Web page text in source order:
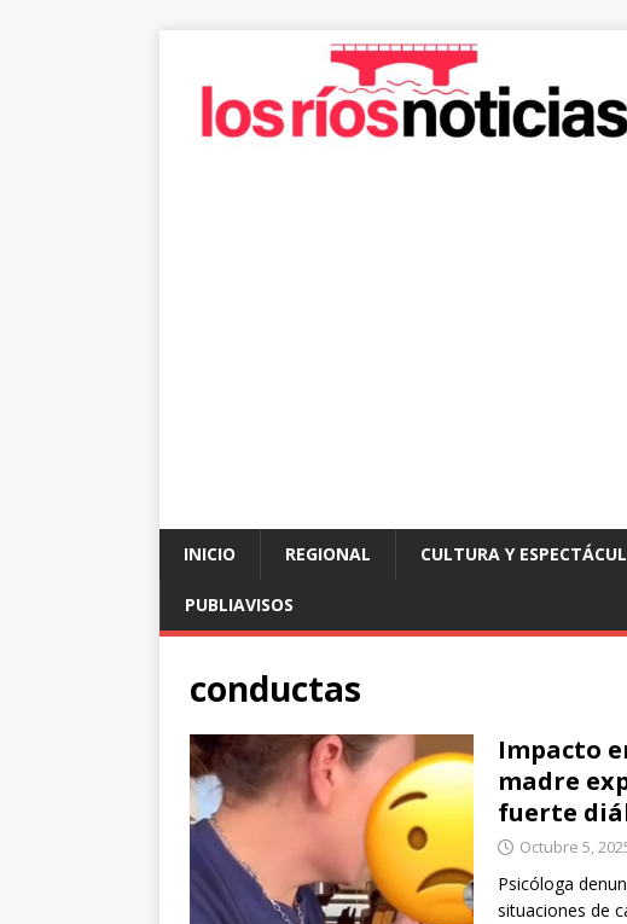
INICIO REGIONAL CULTURA Y
PUBLIAVISOS
conductas
Impacto
madre
fuerte
Octubre 5,
Psicóloga
situaciones de